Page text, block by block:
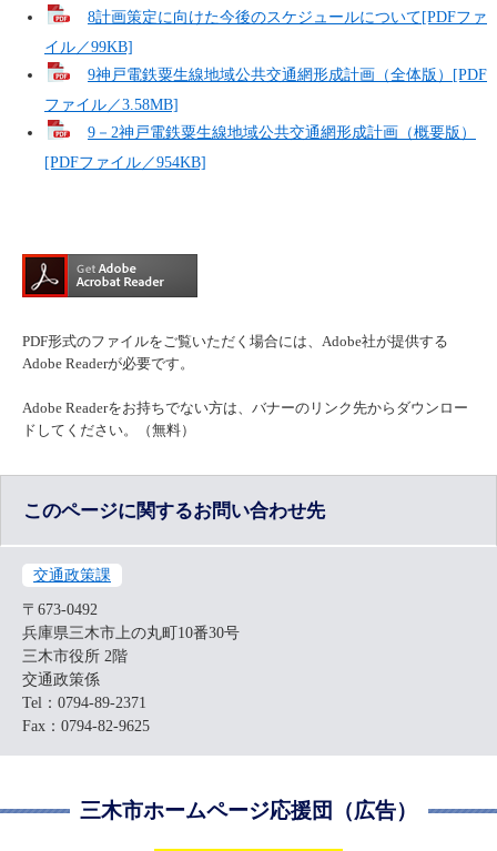
8計画策定に向けた今後のスケジュールについて[PDFファ
イル／99KB]
9神戸電鉄粟生線地域公共交通網形成計画（全体版）[PDF
ファイル／3.58MB]
9－2神戸電鉄粟生線地域公共交通網形成計画（概要版）
[PDFファイル／954KB]
PDF形式のファイルをご覧いただく場合には、Adobe社が提供する
Adobe Readerが必要です。
Adobe Readerをお持ちでない方は、バナーのリンク先からダウンロー
ドしてください。（無料）
このページに関するお問い合わせ先
交通政策課
〒673-0492
兵庫県三木市上の丸町10番30号
三木市役所 2階
交通政策係
Tel：0794-89-2371
Fax：0794-82-9625
三木市ホームページ応援団（広告）